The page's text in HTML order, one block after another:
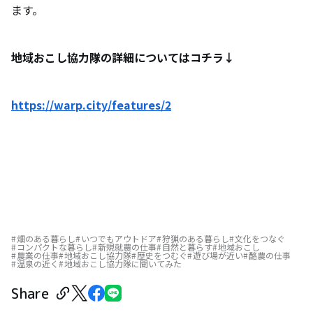
ます。
地域おこし協力隊の詳細についてはコチラ↓
https://warp.city/features/2
畑のある暮らし いつでもアウトドア 狩猟のある暮らし 文化をつなぐ
コンパクトな暮らし 新規就農の仕事 自然と暮らす 地域おこし
農業の仕事 地域おこし協力隊 歴史をつむぐ 遊び場が近い 酪農の仕事
温泉の近く 地域おこし協力隊に聞いてみた
Share